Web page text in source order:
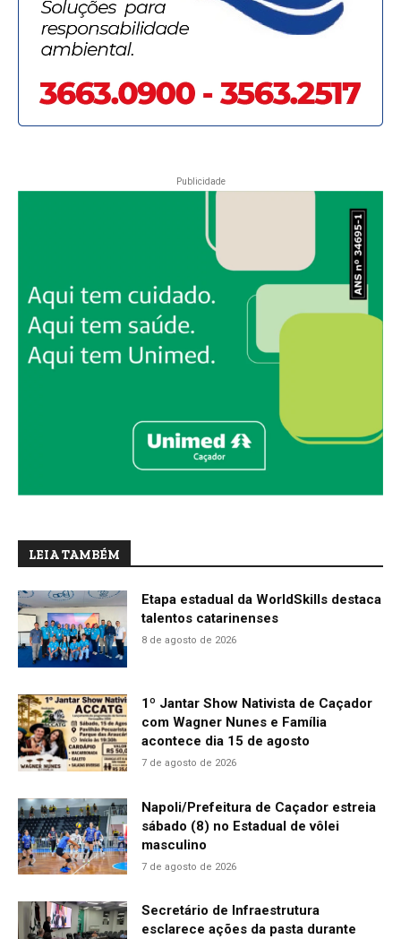
Publicidade
LEIA TAMBÉM
Etapa estadual da WorldSkills destaca
talentos catarinenses
8 de agosto de 2026
1º Jantar Show Nativista de Caçador
com Wagner Nunes e Família
acontece dia 15 de agosto
7 de agosto de 2026
Napoli/Prefeitura de Caçador estreia
sábado (8) no Estadual de vôlei
masculino
7 de agosto de 2026
Secretário de Infraestrutura
esclarece ações da pasta durante